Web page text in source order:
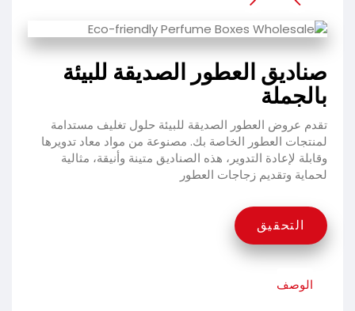
صناديق العطور الصديقة للبيئة
بالجملة
تقدم عروض العطور الصديقة للبيئة حلول تغليف مستدامة
لمنتجات العطور الخاصة بك. مصنوعة من مواد معاد تدويرها
وقابلة لإعادة التدوير، هذه الصناديق متينة وأنيقة، مثالية
لحماية وتقديم زجاجات العطور
التحقيق
الوصف